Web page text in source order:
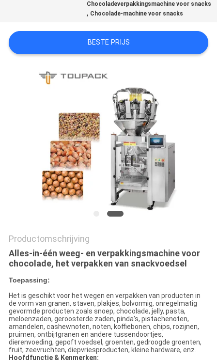
GEVALLEN
VRAAG
SITEMAP
PRIVACYBELEID
Chocoladeverpakkingsmachine voor snacks
, Chocolade-machine voor snacks
BESTE PRIJS
Productomschrijving
Alles-in-één weeg- en verpakkingsmachine voor
chocolade, het verpakken van snackvoedsel
Toepassing:
Het is geschikt voor het wegen en verpakken van producten in
de vorm van granen, staven, plakjes, bolvormig, onregelmatig
gevormde producten zoals snoep, chocolade, jelly, pasta,
meloenzaden, geroosterde zaden, pinda's, pistachenoten,
amandelen, cashewnoten, noten, koffiebonen, chips, rozijnen,
pruimen, ontbijtgranen en andere tussendoortjes,
dierenvoeding, gepoft voedsel, groenten, gedroogde groenten,
fruit, zeevruchten, diepvriesproducten, kleine hardware, enz.
Hoofdfunctie & Kenmerken: